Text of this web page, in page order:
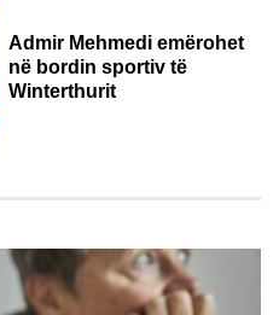
Admir Mehmedi emërohet
në bordin sportiv të
Winterthurit